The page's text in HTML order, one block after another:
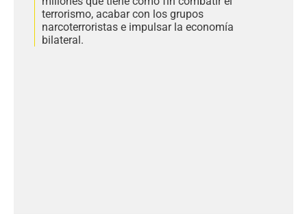
terrorismo, acabar con los grupos
narcoterroristas e impulsar la economía
bilateral.